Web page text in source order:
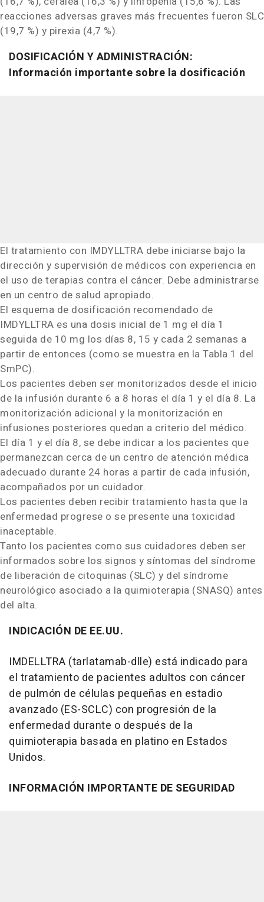
reacciones adversas graves más frecuentes fueron SLC
(19,7 %) y pirexia (4,7 %).
DOSIFICACIÓN Y ADMINISTRACIÓN:
Información importante sobre la dosificación
El tratamiento con IMDYLLTRA debe iniciarse bajo la
dirección y supervisión de médicos con experiencia en
el uso de terapias contra el cáncer. Debe administrarse
en un centro de salud apropiado.
El esquema de dosificación recomendado de
IMDYLLTRA es una dosis inicial de 1 mg el día 1
seguida de 10 mg los días 8, 15 y cada 2 semanas a
partir de entonces (como se muestra en la Tabla 1 del
SmPC).
Los pacientes deben ser monitorizados desde el inicio
de la infusión durante 6 a 8 horas el día 1 y el día 8. La
monitorización adicional y la monitorización en
infusiones posteriores quedan a criterio del médico.
El día 1 y el día 8, se debe indicar a los pacientes que
permanezcan cerca de un centro de atención médica
adecuado durante 24 horas a partir de cada infusión,
acompañados por un cuidador.
Los pacientes deben recibir tratamiento hasta que la
enfermedad progrese o se presente una toxicidad
inaceptable.
Tanto los pacientes como sus cuidadores deben ser
informados sobre los signos y síntomas del síndrome
de liberación de citoquinas (SLC) y del síndrome
neurológico asociado a la quimioterapia (SNASQ) antes
del alta.
INDICACIÓN DE EE.UU.
IMDELLTRA (tarlatamab-dlle) está indicado para
el tratamiento de pacientes adultos con cáncer
de pulmón de células pequeñas en estadio
avanzado (ES-SCLC) con progresión de la
enfermedad durante o después de la
quimioterapia basada en platino en Estados
Unidos.
INFORMACIÓN IMPORTANTE DE SEGURIDAD